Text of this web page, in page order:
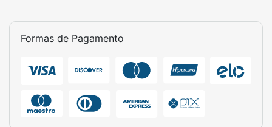
Formas de Pagamento